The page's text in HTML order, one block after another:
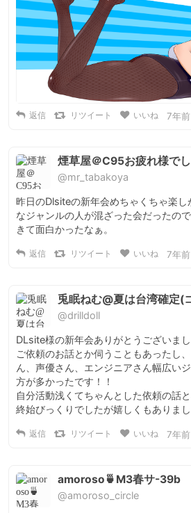
返信 リツイート いいね 7年前
煙草屋＠C95お疲れ様でし
@mr_tabakoya
昨日のDlsiteの新年会めちゃくちゃ楽し
なジャンルの人が混ざった会だったの
きて面白かったなぁ。
返信 リツイート いいね 7年前
兎眠ねむ@夏は台湾確定(
@drilldoll
DLsite様の新年会ありがとうございまし
ご依頼のお話とか伺うこともあったし
ん、声優さん、エンジニアさん幅広い
方が多かったです！！
自分活動浅くてちゃんとした依頼の話
終始びっくりでしたが嬉しくもありまし
返信 リツイート いいね 7年前
amoroso🍵M3春サ-39b
@amoroso_circle